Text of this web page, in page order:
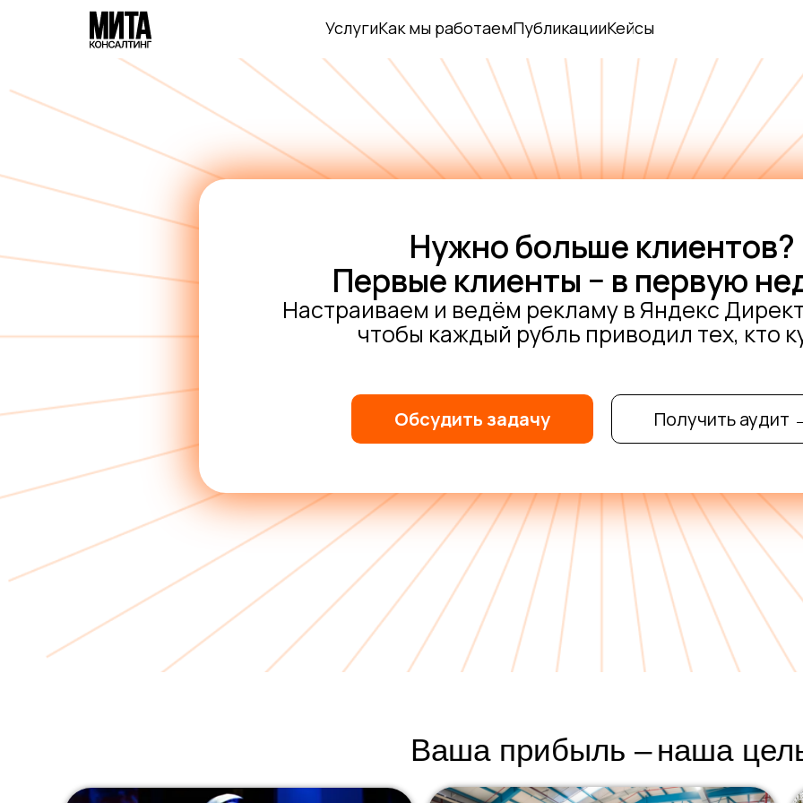
УслугиКак мы работаемПубликацииКейсы
Нужно больше клиентов?
Первые клиенты − в первую
Настраиваем и ведём рекламу в Яндекс
чтобы каждый рубль приводил тех, кто
Получить аудит
Обсудить задачу
наша
Ваша прибыль –